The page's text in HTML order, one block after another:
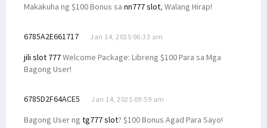
Makakuha ng $100 Bonus sa nn777 slot, Walang Hirap!
6785A2E661717 Jan 14, 2025 06:33 am
jili slot 777Welcome Package: Libreng $100 Para sa Mga
Bagong User!
6785D2F64ACE5 Jan 14, 2025 09:59 am
Bagong User ng tg777 slot? $100 Bonus Agad Para Sayo!